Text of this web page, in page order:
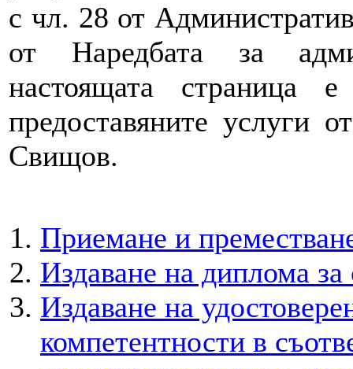
с чл. 28 от
от Наредбата за
настоящата страница
предоставяните услуги
Свищов.
Приемане и
Издаване на диплома за
Издаване на
компетентности в